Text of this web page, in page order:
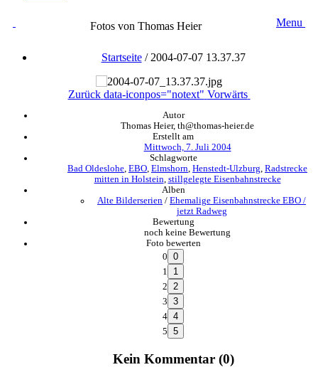
Fotos von Thomas Heier Menu
Startseite/ 2004-07-07 13.37.37
Zurück data-iconpos="notext" Vorwärts
Autor
Thomas Heier, th@thomas-heier.de
Erstellt am
Mittwoch, 7. Juli 2004
Schlagworte
Bad Oldeslohe EBO Elmshorn Henstedt-Ulzburg Radstrecke
mitten in Holstein stillgelegte Eisenbahnstrecke
Alben
Alte Bilderserien / Ehemalige Eisenbahnstrecke EBO /
jetzt Radweg
Bewertung
noch keine Bewertung
Foto bewerten
0
1
2
3
4
5
Kein Kommentar (0)